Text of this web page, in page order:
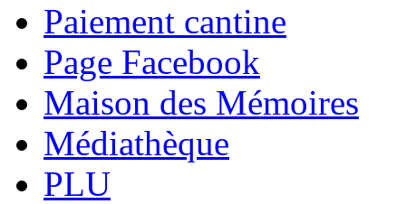
Paiement cantine
Page Facebook
Maison des Mémoires
Médiathèque
PLU